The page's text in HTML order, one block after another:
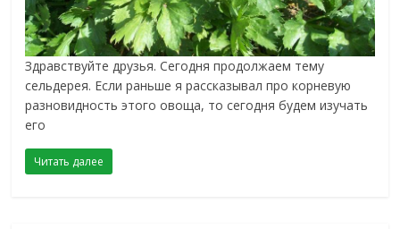
Здравствуйте друзья. Сегодня продолжаем тему
сельдерея. Если раньше я рассказывал про корневую
разновидность этого овоща, то сегодня будем изучать
его
Читать далее